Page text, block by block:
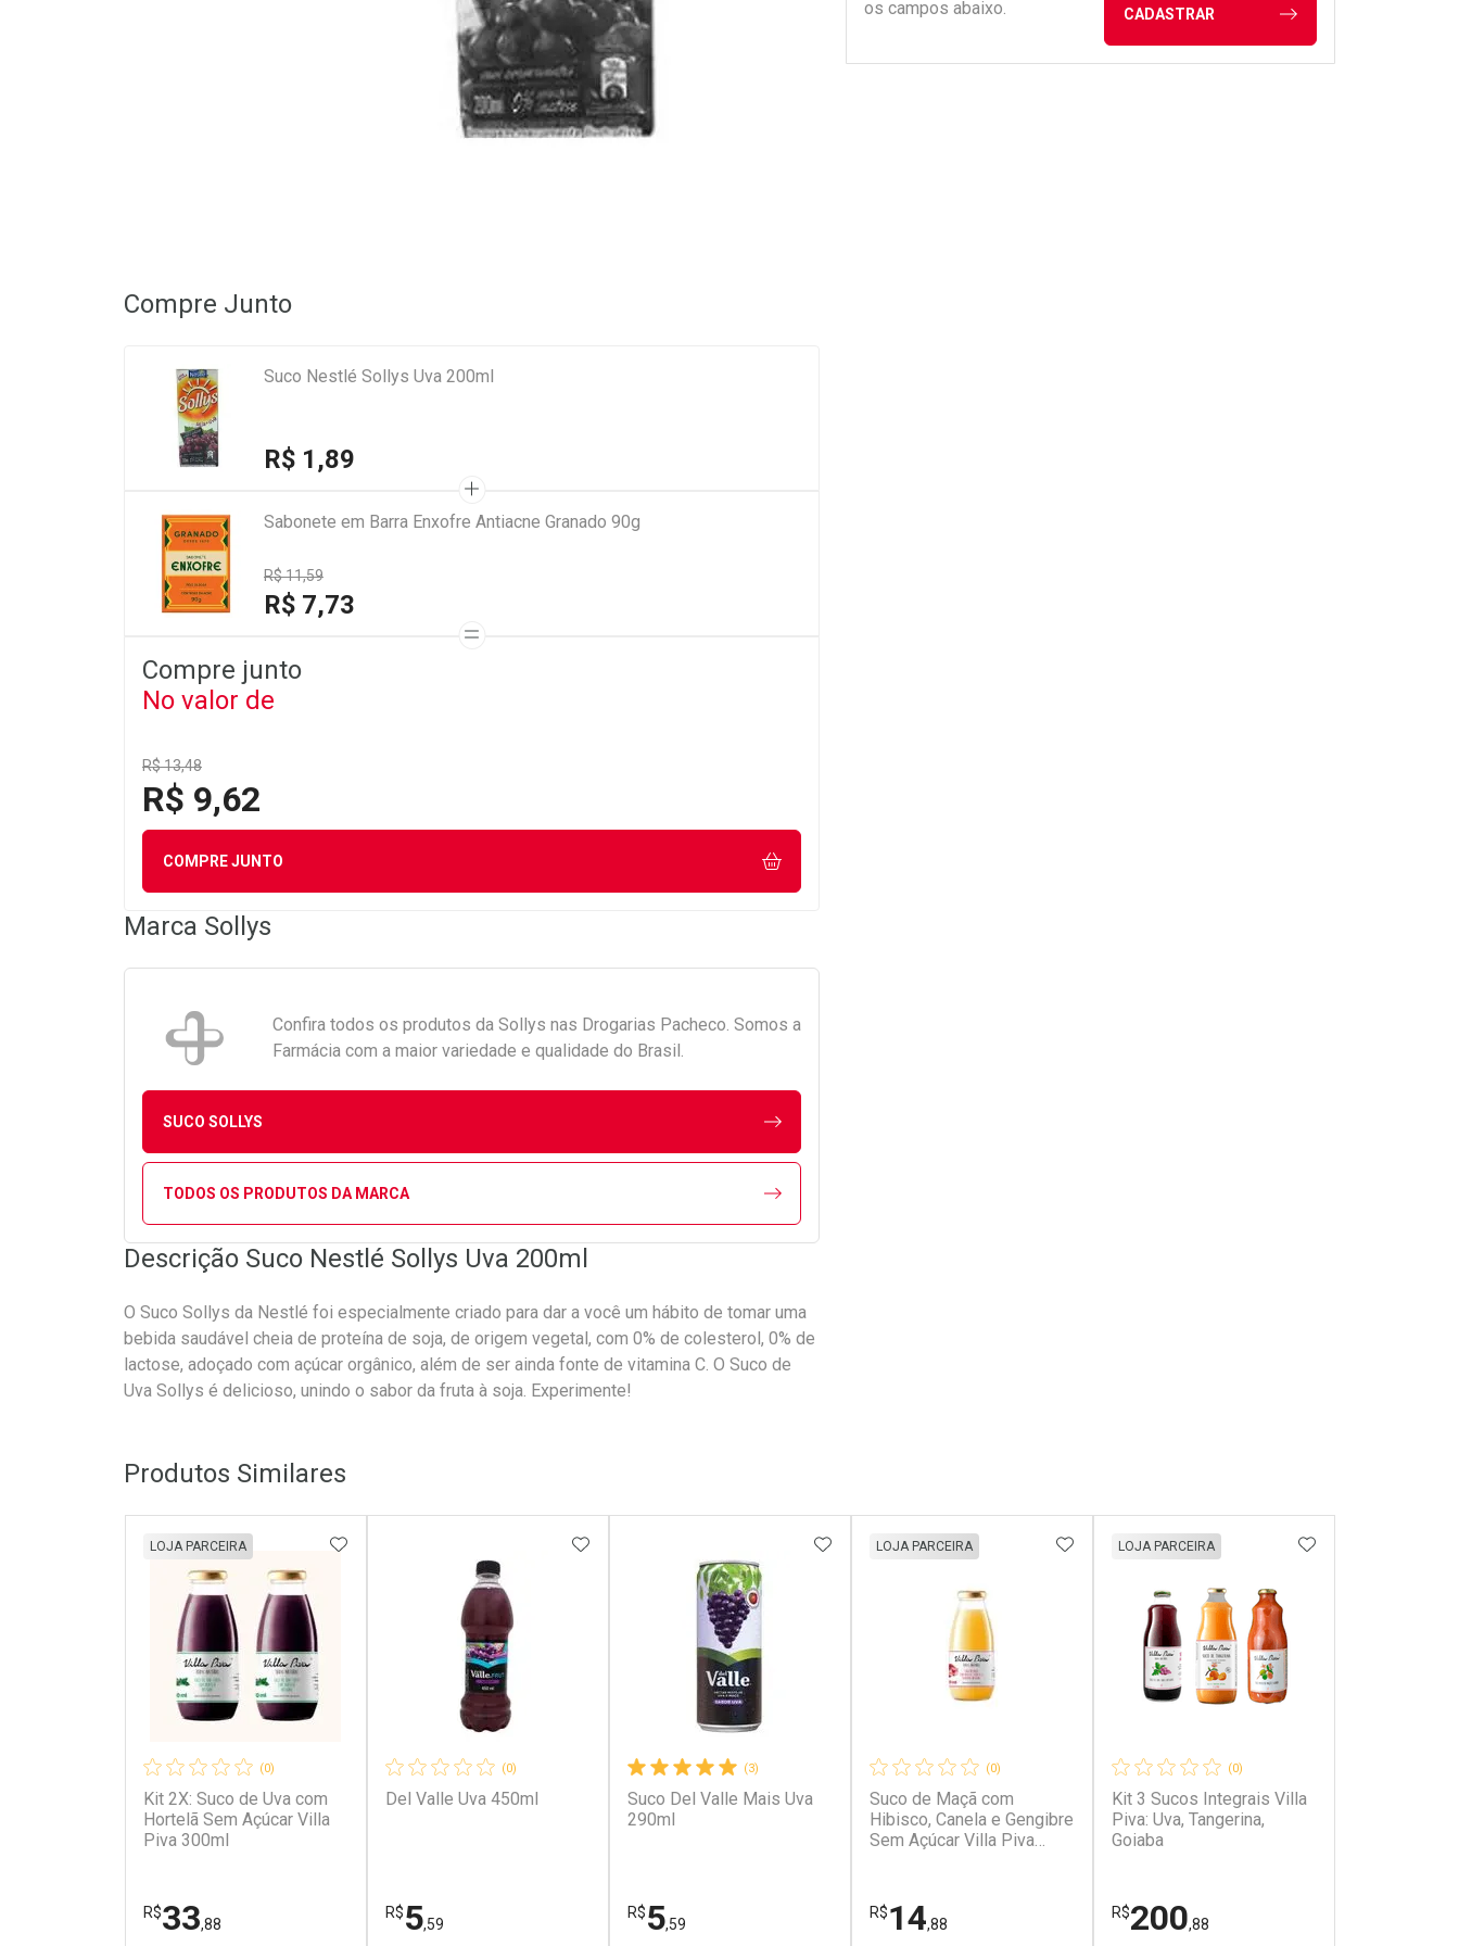
os campos abaixo.
CADASTRAR
Compre Junto
Suco Nestlé Sollys Uva 200ml
R$ 1,89
Sabonete em Barra Enxofre Antiacne Granado 90g
R$ 11,59
R$ 7,73
Compre junto
No valor de
R$ 13,48
R$ 9,62
COMPRE JUNTO
Marca Sollys
Confira todos os produtos da Sollys nas Drogarias Pacheco. Somos a
Farmácia com a maior variedade e qualidade do Brasil.
SUCO SOLLYS
TODOS OS PRODUTOS DA MARCA
Descrição Suco Nestlé Sollys Uva 200ml
O Suco Sollys da Nestlé foi especialmente criado para dar a você um hábito de tomar uma
bebida saudável cheia de proteína de soja, de origem vegetal, com 0% de colesterol, 0% de
lactose, adoçado com açúcar orgânico, além de ser ainda fonte de vitamina C. O Suco de
Uva Sollys é delicioso, unindo o sabor da fruta à soja. Experimente!
Produtos Similares
(0)
Kit 2X: Suco de Uva com
Hortelã Sem Açúcar Villa
Piva 300ml
LOJA PARCEIRA
R$33,88
ADICIONAR AOS FAVORITOS
(0)
Del Valle Uva 450ml
R$5,59
ADICIONAR AOS FAVORITOS
(3)
Suco Del Valle Mais Uva
290ml
R$5,59
ADICIONAR AOS FAVORITOS
(0)
Suco de Maçã com
Hibisco, Canela e Gengibre
Sem Açúcar Villa Piva
LOJA PARCEIRA
R$14,88
ADICIONAR AOS FAVORITOS
(0)
Kit 3 Sucos Integrais Villa
Piva: Uva, Tangerina,
Goiaba
LOJA PARCEIRA
R$200,88
ADICIONAR AOS